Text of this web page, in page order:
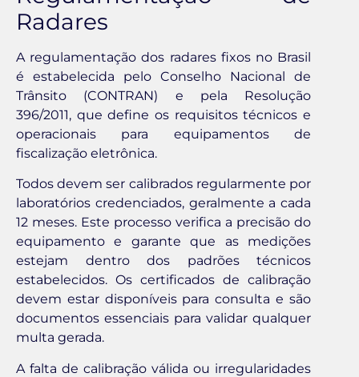
Radares
A regulamentação dos radares fixos no Brasil
é estabelecida pelo Conselho Nacional de
Trânsito (CONTRAN) e pela Resolução
396/2011, que define os requisitos técnicos e
operacionais para equipamentos de
fiscalização eletrônica.
Todos devem ser calibrados regularmente por
laboratórios credenciados, geralmente a cada
12 meses. Este processo verifica a precisão do
equipamento e garante que as medições
estejam dentro dos padrões técnicos
estabelecidos. Os certificados de calibração
devem estar disponíveis para consulta e são
documentos essenciais para validar qualquer
multa gerada.
A falta de calibração válida ou irregularidades